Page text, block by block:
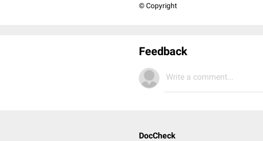
© Copyright
Feedback
Write a comment...
DocCheck